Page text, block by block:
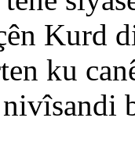
Kurd
ku